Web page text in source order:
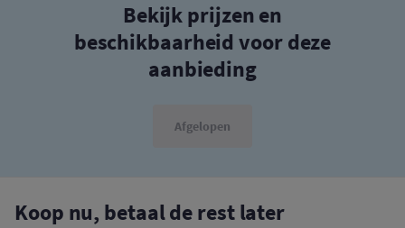
Bekijk prijzen en
beschikbaarheid voor deze
aanbieding
Afgelopen
Koop nu, betaal de rest later